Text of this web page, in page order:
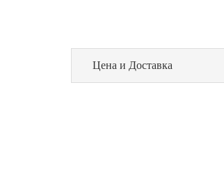
Цена и Доставка